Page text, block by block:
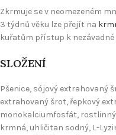
Zkrmuje se v neomezeném
3 týdnů věku lze přejít na
kuřatům přístup k nezávadné
SLOŽENÍ
Pšenice, sójový extrahovaný
extrahovaný šrot, řepkový
monokalciumfosfát,
krmná, uhličitan sodný, L-